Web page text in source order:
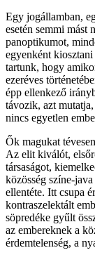
Egy jogállamban,
esetén semmi mást
panoptikumot,
egyenként
tartunk, hogy
ezeréves
épp ellenkező
távozik, azt
nincs egyetlen
Ők magukat
Az elit kiválót,
társaságot,
közösség színe-
ellentéte. Itt csupa
kontraszelektált
söpredéke gyűlt
az embereknek a
érdemtelenség, a